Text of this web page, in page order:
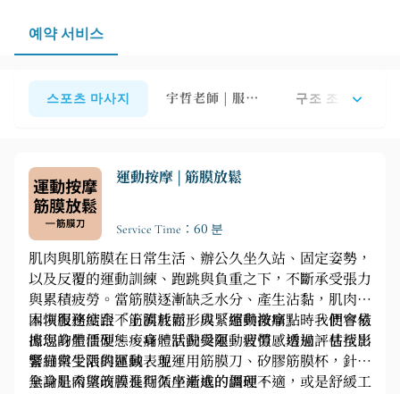
예약 서비스
스포츠 마사지 宇哲老師 | 服務項目 구조 조정 및 장
運動按摩 | 筋膜放鬆
Service Time：60 분
肌肉與肌筋膜在日常生活、辦公久坐久站、固定姿勢，
以及反覆的運動訓練、跑跳與負重之下，不斷承受張力
與累積疲勞。當筋膜逐漸缺乏水分、產生沾黏，肌肉也
因恢復速度跟不上消耗而形成緊縮與激痛點時，便容易
出現身體僵硬、痠痛、活動受限、疲勞感增加，甚至影
響日常生活與運動表現。
本項服務結合「筋膜放鬆」與「運動按摩」，我們會依
據您的生活型態、身體狀況與運動習慣，透過評估找出
緊繃與受限的區域，並運用筋膜刀、矽膠筋膜杯，針對
全身肌肉與筋膜進行循序漸進的調理。
無論是希望改善長期久坐造成的僵硬不適，或是舒緩工